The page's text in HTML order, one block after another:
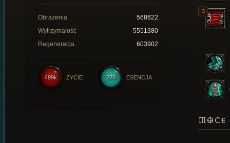
Obrażenia
568622
Wytrzymałość
5551380
Regeneracja
603902
220 ESENCJA
499k ŻYCIE